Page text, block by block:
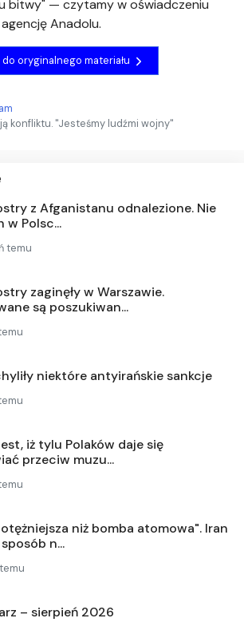
bitwy" — czytamy w oświadczeniu
Anadolu.
do oryginalnego materiału
konfliktu. "Jesteśmy ludźmi wojny"
z Afganistanu odnalezione. Nie
w Polsc...
temu
zaginęły w Warszawie.
są poszukiwan...
niektóre antyirańskie sankcje
iż tylu Polaków daje się
przeciw muzu...
niż bomba atomowa". Iran
sposób n...
– sierpień 2026